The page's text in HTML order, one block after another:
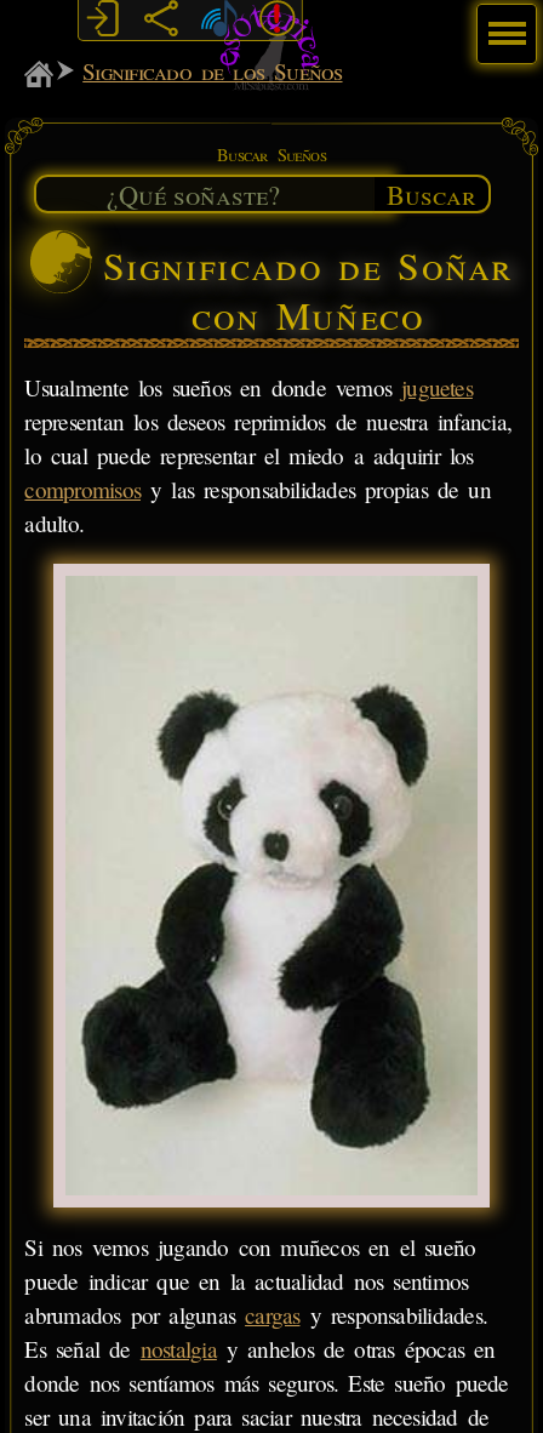
MiSabueso
Significado de los Sueños
Buscar Sueños
Buscar
Significado de Soñar
con Muñeco
Usualmente los sueños en donde vemos juguetes
representan los deseos reprimidos de nuestra infancia,
lo cual puede representar el miedo a adquirir los
compromisosy las responsabilidades propias de un
adulto.
Si nos vemos jugando con muñecos en el sueño
puede indicar que en la actualidad nos sentimos
abrumados por algunascargasy responsabilidades.
Es señal de nostalgiay anhelos de otras épocas en
donde nos sentíamos más seguros. Este sueño puede
ser una invitación para saciar nuestra necesidad de
Menú